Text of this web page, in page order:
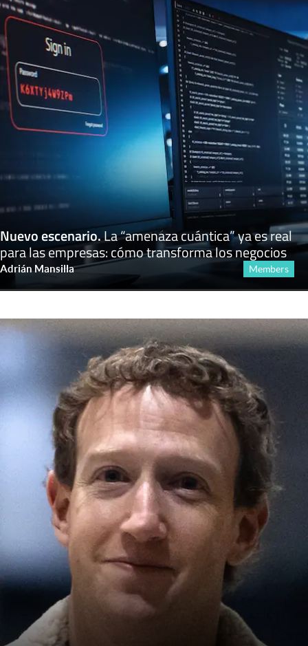
Nuevo escenario.La “amenaza cuántica” ya es real
para las empresas: cómo transforma los negocios
Adrián Mansilla Members